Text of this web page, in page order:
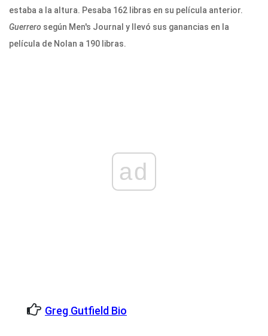
estaba a la altura. Pesaba 162 libras en su película anterior.
Guerrero según Men's Journal y llevó sus ganancias en la
película de Nolan a 190 libras.
ad
Greg Gutfield Bio